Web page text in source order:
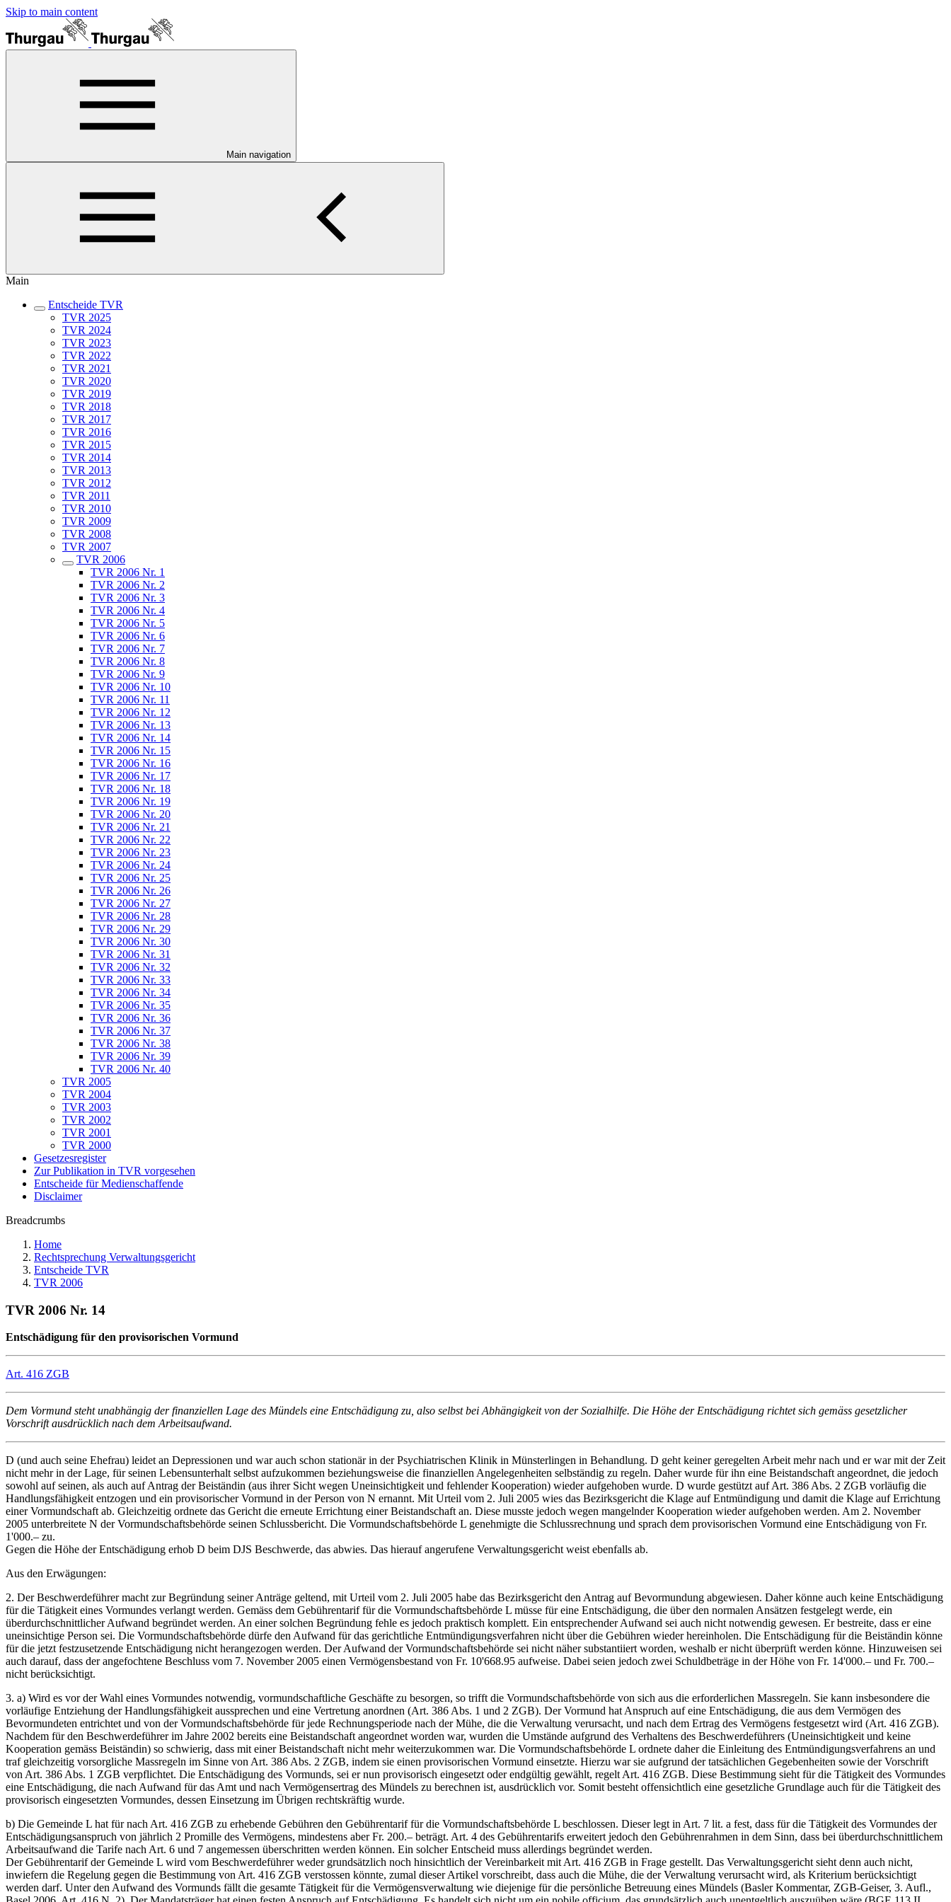
Skip to main content
Main navigation
Main
Entscheide TVR
TVR 2025
TVR 2024
TVR 2023
TVR 2022
TVR 2021
TVR 2020
TVR 2019
TVR 2018
TVR 2017
TVR 2016
TVR 2015
TVR 2014
TVR 2013
TVR 2012
TVR 2011
TVR 2010
TVR 2009
TVR 2008
TVR 2007
TVR 2006
TVR 2006 Nr. 1
TVR 2006 Nr. 2
TVR 2006 Nr. 3
TVR 2006 Nr. 4
TVR 2006 Nr. 5
TVR 2006 Nr. 6
TVR 2006 Nr. 7
TVR 2006 Nr. 8
TVR 2006 Nr. 9
TVR 2006 Nr. 10
TVR 2006 Nr. 11
TVR 2006 Nr. 12
TVR 2006 Nr. 13
TVR 2006 Nr. 14
TVR 2006 Nr. 15
TVR 2006 Nr. 16
TVR 2006 Nr. 17
TVR 2006 Nr. 18
TVR 2006 Nr. 19
TVR 2006 Nr. 20
TVR 2006 Nr. 21
TVR 2006 Nr. 22
TVR 2006 Nr. 23
TVR 2006 Nr. 24
TVR 2006 Nr. 25
TVR 2006 Nr. 26
TVR 2006 Nr. 27
TVR 2006 Nr. 28
TVR 2006 Nr. 29
TVR 2006 Nr. 30
TVR 2006 Nr. 31
TVR 2006 Nr. 32
TVR 2006 Nr. 33
TVR 2006 Nr. 34
TVR 2006 Nr. 35
TVR 2006 Nr. 36
TVR 2006 Nr. 37
TVR 2006 Nr. 38
TVR 2006 Nr. 39
TVR 2006 Nr. 40
TVR 2005
TVR 2004
TVR 2003
TVR 2002
TVR 2001
TVR 2000
Gesetzesregister
Zur Publikation in TVR vorgesehen
Entscheide für Medienschaffende
Disclaimer
Breadcrumbs
Home
Rechtsprechung Verwaltungsgericht
Entscheide TVR
TVR 2006
TVR 2006 Nr. 14
Entschädigung für den provisorischen Vormund
Art. 416 ZGB
Dem Vormund steht unabhängig der finanziellen Lage des Mündels eine Entschädigung zu, also selbst bei Abhängigkeit von der Sozialhilfe. Die Höhe der Entschädigung richtet sich gemäss gesetzlicher
Vorschrift ausdrücklich nach dem Arbeitsaufwand.
D (und auch seine Ehefrau) leidet an Depressionen und war auch schon stationär in der Psychiatrischen Klinik in Münsterlingen in Behandlung. D geht keiner geregelten Arbeit mehr nach und er war mit der Zeit
nicht mehr in der Lage, für seinen Lebensunterhalt selbst aufzukommen beziehungsweise die finanziellen Angelegenheiten selbständig zu regeln. Daher wurde für ihn eine Beistandschaft angeordnet, die jedoch
sowohl auf seinen, als auch auf Antrag der Beiständin (aus ihrer Sicht wegen Uneinsichtigkeit und fehlender Kooperation) wieder aufgehoben wurde. D wurde gestützt auf Art. 386 Abs. 2 ZGB vorläufig die
Handlungsfähigkeit entzogen und ein provisorischer Vormund in der Person von N ernannt. Mit Urteil vom 2. Juli 2005 wies das Bezirksgericht die Klage auf Entmündigung und damit die Klage auf Errichtung
einer Vormundschaft ab. Gleichzeitig ordnete das Gericht die erneute Errichtung einer Beistandschaft an. Diese musste jedoch wegen mangelnder Kooperation wieder aufgehoben werden. Am 2. November
2005 unterbreitete N der Vormundschaftsbehörde seinen Schlussbericht. Die Vormundschaftsbehörde L genehmigte die Schlussrechnung und sprach dem provisorischen Vormund eine Entschädigung von Fr.
1'000.– zu.
Gegen die Höhe der Entschädigung erhob D beim DJS Beschwerde, das abwies. Das hierauf angerufene Verwaltungsgericht weist ebenfalls ab.
Aus den Erwägungen:
2. Der Beschwerdeführer macht zur Begründung seiner Anträge geltend, mit Urteil vom 2. Juli 2005 habe das Bezirksgericht den Antrag auf Bevormundung abgewiesen. Daher könne auch keine Entschädigung
für die Tätigkeit eines Vormundes verlangt werden. Gemäss dem Gebührentarif für die Vormundschaftsbehörde L müsse für eine Entschädigung, die über den normalen Ansätzen festgelegt werde, ein
überdurchschnittlicher Aufwand begründet werden. An einer solchen Begründung fehle es jedoch praktisch komplett. Ein entsprechender Aufwand sei auch nicht notwendig gewesen. Er bestreite, dass er eine
uneinsichtige Person sei. Die Vormundschaftsbehörde dürfe den Aufwand für das gerichtliche Entmündigungsverfahren nicht über die Gebühren wieder hereinholen. Die Entschädigung für die Beiständin könne
für die jetzt festzusetzende Entschädigung nicht herangezogen werden. Der Aufwand der Vormundschaftsbehörde sei nicht näher substantiiert worden, weshalb er nicht überprüft werden könne. Hinzuweisen sei
auch darauf, dass der angefochtene Beschluss vom 7. November 2005 einen Vermögensbestand von Fr. 10'668.95 aufweise. Dabei seien jedoch zwei Schuldbeträge in der Höhe von Fr. 14'000.– und Fr. 700.–
nicht berücksichtigt.
3. a) Wird es vor der Wahl eines Vormundes notwendig, vormundschaftliche Geschäfte zu besorgen, so trifft die Vormundschaftsbehörde von sich aus die erforderlichen Massregeln. Sie kann insbesondere die
vorläufige Entziehung der Handlungsfähigkeit aussprechen und eine Vertretung anordnen (Art. 386 Abs. 1 und 2 ZGB). Der Vormund hat Anspruch auf eine Entschädigung, die aus dem Vermögen des
Bevormundeten entrichtet und von der Vormundschaftsbehörde für jede Rechnungsperiode nach der Mühe, die die Verwaltung verursacht, und nach dem Ertrag des Vermögens festgesetzt wird (Art. 416 ZGB).
Nachdem für den Beschwerdeführer im Jahre 2002 bereits eine Beistandschaft angeordnet worden war, wurden die Umstände aufgrund des Verhaltens des Beschwerdeführers (Uneinsichtigkeit und keine
Kooperation gemäss Beiständin) so schwierig, dass mit einer Beistandschaft nicht mehr weiterzukommen war. Die Vormundschaftsbehörde L ordnete daher die Einleitung des Entmündigungsverfahrens an und
traf gleichzeitig vorsorgliche Massregeln im Sinne von Art. 386 Abs. 2 ZGB, indem sie einen provisorischen Vormund einsetzte. Hierzu war sie aufgrund der tatsächlichen Gegebenheiten sowie der Vorschrift
von Art. 386 Abs. 1 ZGB verpflichtet. Die Entschädigung des Vormunds, sei er nun provisorisch eingesetzt oder endgültig gewählt, regelt Art. 416 ZGB. Diese Bestimmung sieht für die Tätigkeit des Vormundes
eine Entschädigung, die nach Aufwand für das Amt und nach Vermögensertrag des Mündels zu berechnen ist, ausdrücklich vor. Somit besteht offensichtlich eine gesetzliche Grundlage auch für die Tätigkeit des
provisorisch eingesetzten Vormundes, dessen Einsetzung im Übrigen rechtskräftig wurde.
b) Die Gemeinde L hat für nach Art. 416 ZGB zu erhebende Gebühren den Gebührentarif für die Vormundschaftsbehörde L beschlossen. Dieser legt in Art. 7 lit. a fest, dass für die Tätigkeit des Vormundes der
Entschädigungsanspruch von jährlich 2 Promille des Vermögens, mindestens aber Fr. 200.– beträgt. Art. 4 des Gebührentarifs erweitert jedoch den Gebührenrahmen in dem Sinn, dass bei überdurchschnittlichem
Arbeitsaufwand die Tarife nach Art. 6 und 7 angemessen überschritten werden können. Ein solcher Entscheid muss allerdings begründet werden.
Der Gebührentarif der Gemeinde L wird vom Beschwerdeführer weder grundsätzlich noch hinsichtlich der Vereinbarkeit mit Art. 416 ZGB in Frage gestellt. Das Verwaltungsgericht sieht denn auch nicht,
inwiefern die Regelung gegen die Bestimmung von Art. 416 ZGB verstossen könnte, zumal dieser Artikel vorschreibt, dass auch die Mühe, die der Verwaltung verursacht wird, als Kriterium berücksichtigt
werden darf. Unter den Aufwand des Vormunds fällt die gesamte Tätigkeit für die Vermögensverwaltung wie diejenige für die persönliche Betreuung eines Mündels (Basler Kommentar, ZGB-Geiser, 3. Aufl.,